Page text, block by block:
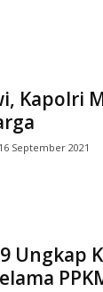
Kapolri
16 September 2021
Ungkap